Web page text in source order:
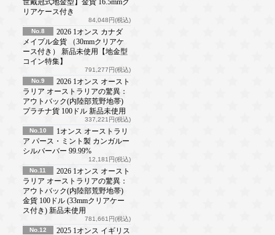
世戴冠式地金型】金貨 16.5mmク
リアケース付き
84,048円(税込)
No.8
2026 1オンス カナダ
メイプル金貨 （30mmクリアケ
ース付き） 新品未使用【地金型
コイン特集】
791,277円(税込)
No.9
2026 1オンス オースト
ラリア オーストラリアの驚異：
アウトバック(内陸部荒野地帯)
プラチナ貨 100ドル 新品未使用
337,221円(税込)
No.10
1オンス オーストラリ
ア パース・ミント製 カンガルー
シルバーバー 99.99%
12,181円(税込)
No.11
2026 1オンス オースト
ラリア オーストラリアの驚異：
アウトバック(内陸部荒野地帯)
金貨 100ドル (33mmクリアケー
ス付き) 新品未使用
781,661円(税込)
No.12
2025 1オンス イギリス